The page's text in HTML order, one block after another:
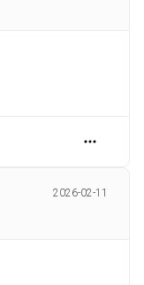
2026-02-11